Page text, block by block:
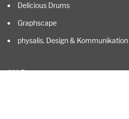
Delicious Drums
Graphscape
physalis. Design & Kommunikation
ALLE …